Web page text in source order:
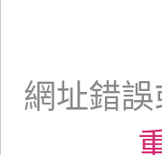
網址錯